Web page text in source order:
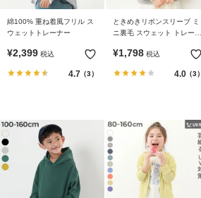
綿100% 重ね着風フリル ス
ウェットトレーナー
¥2,399 税込
4.7 （3）
ときめきリボンスリーブ ミ
ニ裏毛 スウェット トレーナ
¥1,798 税込
4.0（3）